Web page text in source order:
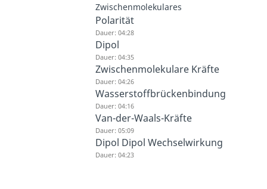
Zwischenmolekulares
Polarität
Dauer: 04:28
Dipol
Dauer: 04:35
Zwischenmolekulare Kräfte
Dauer: 04:26
Wasserstoffbrückenbindung
Dauer: 04:16
Van-der-Waals-Kräfte
Dauer: 05:09
Dipol Dipol Wechselwirkung
Dauer: 04:23